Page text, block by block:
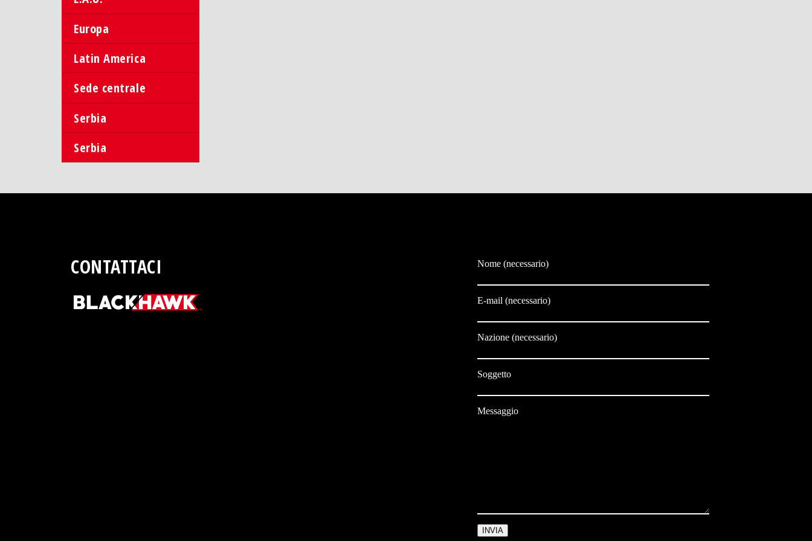
Europa
Latin America
Sede centrale
Serbia
Serbia
CONTATTACI